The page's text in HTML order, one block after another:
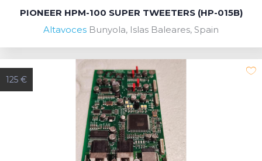
PIONEER HPM-100 SUPER TWEETERS (HP-015B)
Altavoces Bunyola, Islas Baleares, Spain
125 €